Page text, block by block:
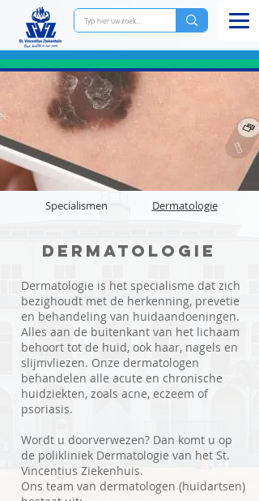
Specialismen Dermatologie
Dermatologie
Dermatologie is het specialisme dat zich
bezighoudt met de herkenning, prevetie
en behandeling van huidaandoeningen.
Alles aan de buitenkant van het lichaam
behoort tot de huid, ook haar, nagels en
slijmvliezen. Onze dermatologen
behandelen alle acute en chronische
huidziekten, zoals acne, eczeem of
psoriasis.
Wordt u doorverwezen? Dan komt u op
de polikliniek Dermatologie van het St.
Vincentius Ziekenhuis.
Ons team van dermatologen (huidartsen)